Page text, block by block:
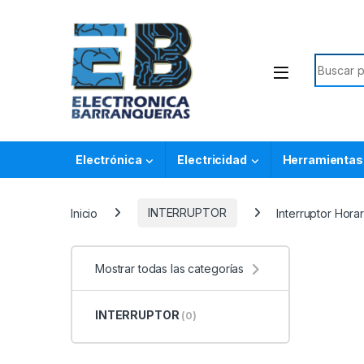
Electrónica Electricidad Herramientas
Inicio INTERRUPTOR Interruptor
Mostrar todas las categorías
INTERRUPTOR (0)